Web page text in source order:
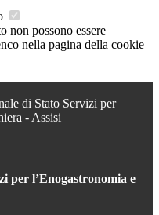
non possono essere
nella pagina della cookie
di Stato Servizi per
- Assisi
per l’Enogastronomia e